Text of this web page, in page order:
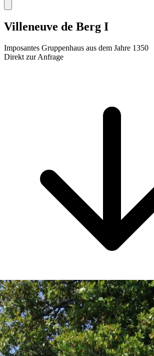
Villeneuve de Berg I
Imposantes Gruppenhaus aus dem Jahre 1350
Direkt zur Anfrage